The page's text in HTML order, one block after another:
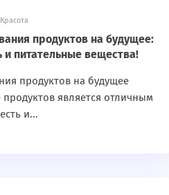
Красота
продуктов на будущее:
и питательные вещества!
продуктов на будущее
является отличным
и...